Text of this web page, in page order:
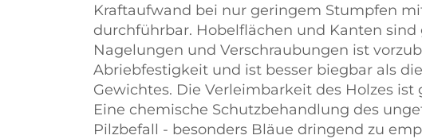
Kraftaufwand bei nur geringem Stumpfen
durchführbar. Hobelflächen und Kanten
Nagelungen und Verschraubungen ist
Abriebfestigkeit und ist besser biegbar als
Gewichtes. Die Verleimbarkeit des Holzes ist
Eine chemische Schutzbehandlung des
Pilzbefall - besonders Bläue dringend zu